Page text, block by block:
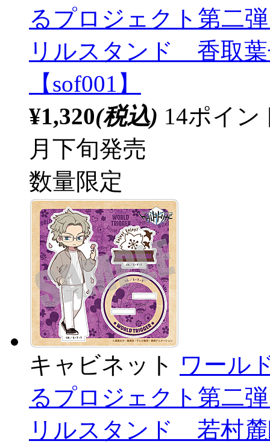
るプロジェクト第二
リルスタンド 香取
【sof001】
¥1,320(税込) 14ポイ
月下旬発売
数量限定
キャビネット ワール
るプロジェクト第二
リルスタンド 若村